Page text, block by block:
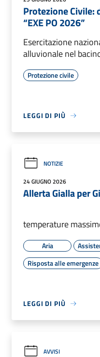
Protezione Civile:
“EXE PO 2026”
Esercitazione
alluvionale nel
Protezione civile
LEGGI DI PIÙ
NOTIZIE
24 GIUGNO 2026
Allerta Gialla per
temperature
Aria
Risposta alle emergenze
LEGGI DI PIÙ
AVVISI